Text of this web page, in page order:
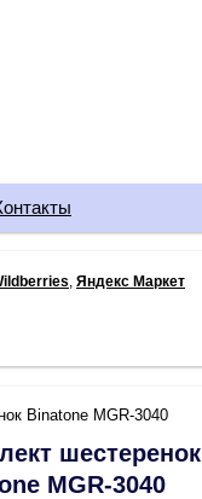
Яндекс Маркет
Binatone MGR-3040
шестеренок
MGR-3040